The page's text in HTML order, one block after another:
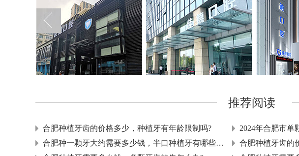
推荐阅读
合肥种植牙齿的价格多少，种植牙有年龄限制吗?
合肥种一颗牙大约需要多少钱，半口种植牙有哪些修复方式